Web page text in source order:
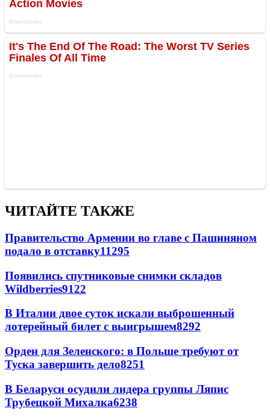
ЧИТАЙТЕ ТАКЖЕ
Правительство Армении во главе с Пашиняном
подало в отставку11295
Появились спутниковые снимки складов
Wildberries9122
В Италии двое суток искали выброшенный
лотерейный билет с выигрышем8292
Орден для Зеленского: в Польше требуют от
Туска завершить дело8251
В Беларуси осудили лидера группы Ляпис
Трубецкой Михалка6238